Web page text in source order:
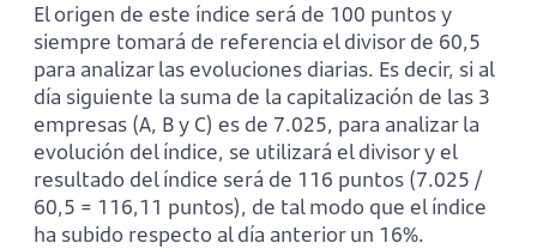
El origen de este índice será de 100 puntos y
siempre tomará de referencia el divisor de 60,5
para analizar las evoluciones diarias. Es decir, si al
día siguiente la suma de la capitalización de las 3
empresas (A, B y C) es de 7.025, para analizar la
evolución del índice, se utilizará el divisor y el
resultado del índice será de 116 puntos (7.025 /
60,5 = 116,11 puntos), de tal modo que el índice
ha subido respecto al día anterior un 16%.